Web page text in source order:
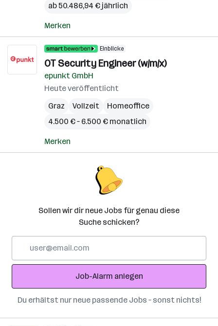
ab 50.486,94 € jährlich
Merken
Einblicke
OT Security Engineer (w/m/x)
epunkt GmbH
Heute veröffentlicht
Graz
Vollzeit
Homeoffice
4.500 € – 6.500 € monatlich
Merken
Sollen wir dir neue Jobs für genau diese
Suche schicken?
Adresse
Job-Alarm anlegen
Du erhältst nur neue passende Jobs – sonst nichts!